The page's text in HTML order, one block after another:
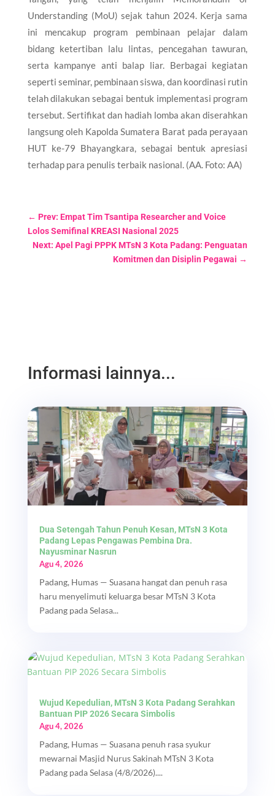
Understanding (MoU) sejak tahun 2024. Kerja sama
ini mencakup program pembinaan pelajar dalam
bidang ketertiban lalu lintas, pencegahan tawuran,
serta kampanye anti balap liar. Berbagai kegiatan
seperti seminar, pembinaan siswa, dan koordinasi rutin
telah dilakukan sebagai bentuk implementasi program
tersebut. Sertifikat dan hadiah lomba akan diserahkan
langsung oleh Kapolda Sumatera Barat pada perayaan
HUT ke-79 Bhayangkara, sebagai bentuk apresiasi
terhadap para penulis terbaik nasional. (AA. Foto: AA)
← Prev: Empat Tim Tsantipa Researcher and Voice
Lolos Semifinal KREASI Nasional 2025
Next: Apel Pagi PPPK MTsN 3 Kota Padang: Penguatan
Komitmen dan Disiplin Pegawai →
Informasi lainnya...
Dua Setengah Tahun Penuh Kesan, MTsN 3 Kota
Padang Lepas Pengawas Pembina Dra.
Nayusminar Nasrun
Agu 4, 2026
Padang, Humas — Suasana hangat dan penuh rasa
haru menyelimuti keluarga besar MTsN 3 Kota
Padang pada Selasa...
Wujud Kepedulian, MTsN 3 Kota Padang Serahkan
Bantuan PIP 2026 Secara Simbolis
Agu 4, 2026
Padang, Humas — Suasana penuh rasa syukur
mewarnai Masjid Nurus Sakinah MTsN 3 Kota
Padang pada Selasa (4/8/2026)....